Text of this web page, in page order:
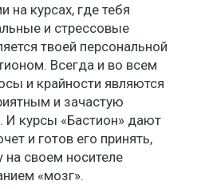
на курсах, где тебя
и стрессовые
твоей персональной
Всегда и во всем
и крайности являются
и зачастую
курсы «Бастион» дают
и готов его принять,
на своем носителе
«мозг».